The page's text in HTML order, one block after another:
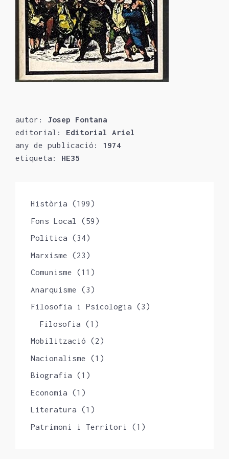
autor: Josep Fontana
editorial: Editorial Ariel
any de publicació: 1974
etiqueta: HE35
Història (199)
Fons Local
(59)
Politica (34)
Marxisme (23)
Comunisme (11)
Anarquisme (3)
Filosofia i Psicologia (3)
Filosofia (1)
Mobilització (2)
Nacionalisme (1)
Biografia (1)
Economia (1)
Literatura (1)
Patrimoni i Territori
(1)